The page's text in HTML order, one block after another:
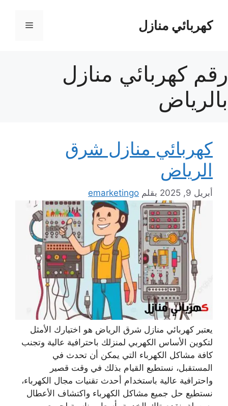
المحتوىكهربائي منازل القائمة
رقم كهربائي منازل
بالرياض
كهربائي منازل شرق
الرياض
أبريل 9, 2025 بقلم emarketingo
يعتبر كهربائي منازل شرق الرياض هو اختيارك الأمثل
لتكوين الأساس الكهربي لمنزلك باحترافية عالية وتجنب
كافة مشاكل الكهرباء التي يمكن أن تحدث في
المستقبل، نستطيع القيام بذلك في وقت قصير
واحترافية عالية باستخدام أحدث تقنيات مجال الكهرباء،
نستطيع حل جميع مشاكل الكهرباء واكتشاف الأعطال